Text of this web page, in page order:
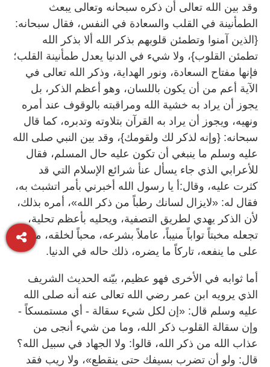
وقد بين الله تعالى أن ذكره سبحانه وتعالى يبعث
الطمأنينة في القلب والسعادة في النفس، فقال سبحانه:
{الذين آمنوا وتطمئن قلوبهم بذكر الله ألا بذكر الله
تطمئن القلوب}، ولا شيء في الدنيا يعدل طمأنينة القلب؛
فإنها مفتاح السعادة، ونور الهداية، وذكر الله تعالى في
الآية أعم من أن يكون باللسان، وهو أعظم الذكر، بل
يجوز أن يراد به خشية الله ومراقبته بالوقوف عند أمره
ونهيه، ويجوز أن يراد به القرآن بتلاوته وتدبره، كما قال
سبحانه: {وإنه لذكر لك ولقومك}، وقد بين النبي صلى الله
عليه وسلم ما ينبغي أن تكون عليه حال المسلم، فقال
للأعرابي الذي جاء يسأل عنأ شرائع الإسلام التي قد
كثرت عليه، وقال:أ يا رسول الله أخبرني بأمر اتشبث به،
فقال له: «لايزال لسانك رطباً من ذكر الله»، أمره بذلك،
لأن الذكر يهدي لطريق التصفية، ويحليه بأعظم تحلية،
تجعله مخبتاً تواباً منيباً، عاملاً بشرعه، محباً لخلقه، مقبلاً
على ما ينفعه، تاركاً ما يضره، ذلك حاله في الدنيا.
أما ثوابه في الأخرى فهو عظيم، بيّنه الحديث الشريف
الذي يرويه ابن عمر رضي الله تعالى عنه أنه صلى الله
عليه وسلم قال: «إن لكل شيء سقالة - أي مستمسكاً -
وإن سقالة القلوب ذكر الله، وما من شيء أنجى من
عذاب الله من ذكر الله، قالوا: ولا الجهاد في سبيل الله؟
قال: ولو أن تضرب بسيفك حتى ينقطع»، ولا ريب فقد